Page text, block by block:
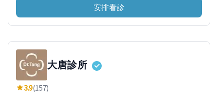
安排看診
大唐診所
3.9(157)